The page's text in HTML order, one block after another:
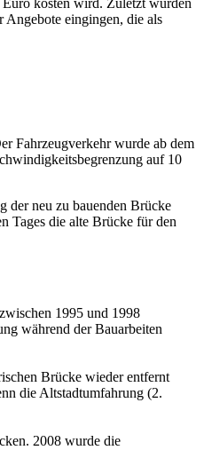
kosten wird. Zuletzt wurden
eingingen, die als
Fahrzeugverkehr wurde ab dem
auf 10
der neu zu bauenden Brücke
Tages die alte Brücke für den
1995 und 1998
während der Bauarbeiten
Brücke wieder entfernt
die Altstadtumfahrung (2.
2008 wurde die